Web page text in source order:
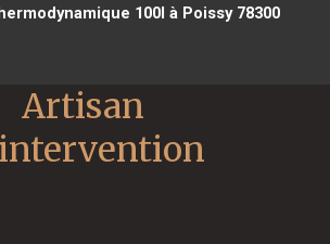
100l à Poissy 78300
Artisan